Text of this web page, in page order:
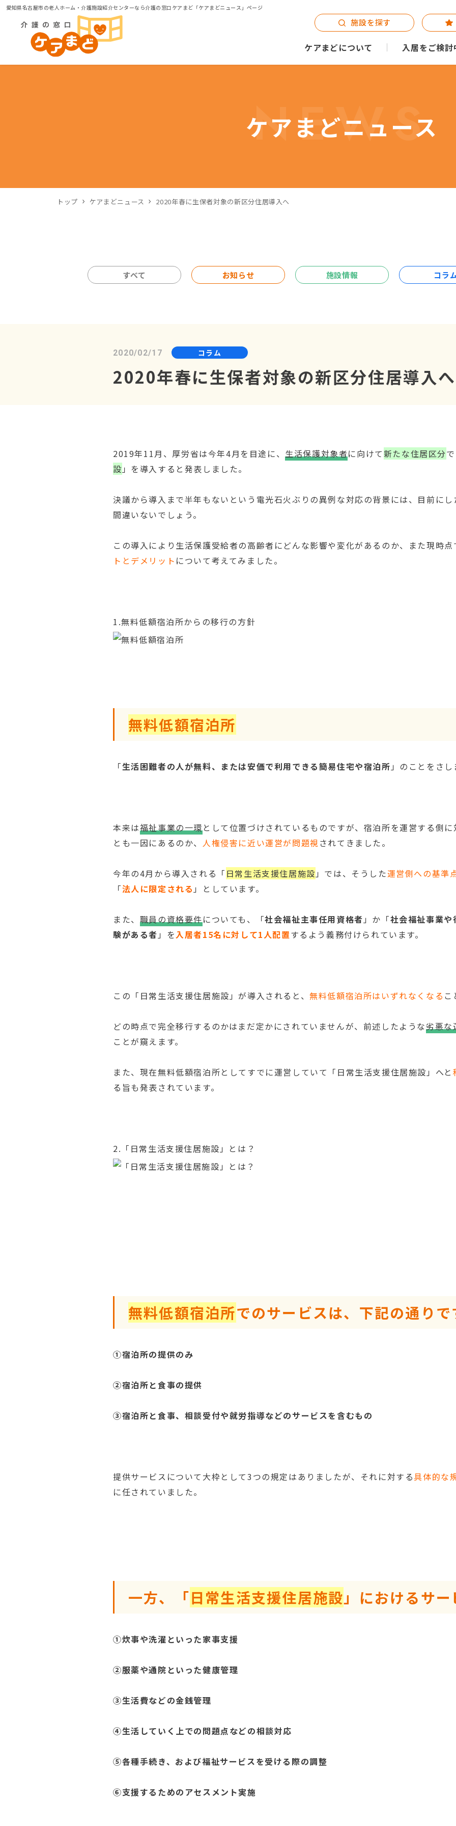
愛知県名古屋市の老人ホーム・介護施設紹介センターなら介護の窓口ケアまど「ケアまどニュース」ページ
ケアまどについて 入居をご検
施設を探す
NEWS
ケアまどニュース
トップ ケアまどニュース 2020年春に生保者対象の新区分住居導入へ
すべて お知らせ 施設情報 コラ
2020/02/17 コラム
2020年春に生保者対象の新区分住居導入へ
2019年11月、厚労省は今年4月を目途に、生活保護対象者に向けて新たな住居区分
設 」を導入すると発表しました。
決議から導入まで半年もないという電光石火ぶりの異例な対応の背景には、目前に
間違いないでしょう。
この導入により生活保護受給者の高齢者にどんな影響や変化があるのか、また現時
トとデメリット について考えてみました。
1.無料低額宿泊所からの移行の方針
無料低額宿泊所
「生活困難者の人が無料、または安価で利用できる簡易住宅や宿泊所 」のことをさし
本来は福祉事業の一環として位置づけされているものですが、宿泊所を運営する側
とも一因にあるのか、 人権侵害に近い運営が問題視されてきました。
今年の4月から導入される「 日常生活支援住居施設 」では、そうした運営側への基準
「法人に限定される 」としています。
また、 職員の資格要件についても、「社会福祉主事任用資格者 」か「社会福祉事業
験がある者 」を入居者15名に対して1人配置するよう義務付けられています。
この「日常生活支援住居施設」が導入されると、無料低額宿泊所はいずれなくなる
どの時点で完全移行するのかはまだ定かにされていませんが、前述したような劣悪な
ことが窺えます。
また、現在無料低額宿泊所としてすでに運営していて「日常生活支援住居施設」へと
る旨も発表されています。
2.「日常生活支援住居施設」とは？
無料低額宿泊所でのサービスは、下記の通りで
①宿泊所の提供のみ
②宿泊所と食事の提供
③宿泊所と食事、相談受付や就労指導などのサービスを含むもの
提供サービスについて大枠として3つの規定はありましたが、それに対する具体的な
に任されていました。
一方、「日常生活支援住居施設」におけるサ
①炊事や洗濯といった家事支援
②服薬や通院といった健康管理
③生活費などの金銭管理
④生活していく上での問題点などの相談対応
⑤各種手続き、および福祉サービスを受ける際の調整
⑥支援するためのアセスメント実施